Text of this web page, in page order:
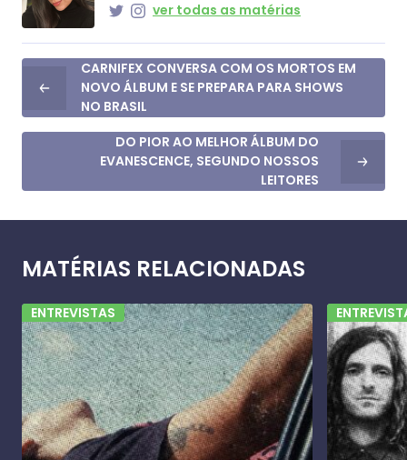
ver todas as matérias
CARNIFEX CONVERSA COM OS MORTOS EM
NOVO ÁLBUM E SE PREPARA PARA SHOWS
NO BRASIL
DO PIOR AO MELHOR ÁLBUM DO
EVANESCENCE, SEGUNDO NOSSOS
LEITORES
MATÉRIAS RELACIONADAS
ENTREVISTAS